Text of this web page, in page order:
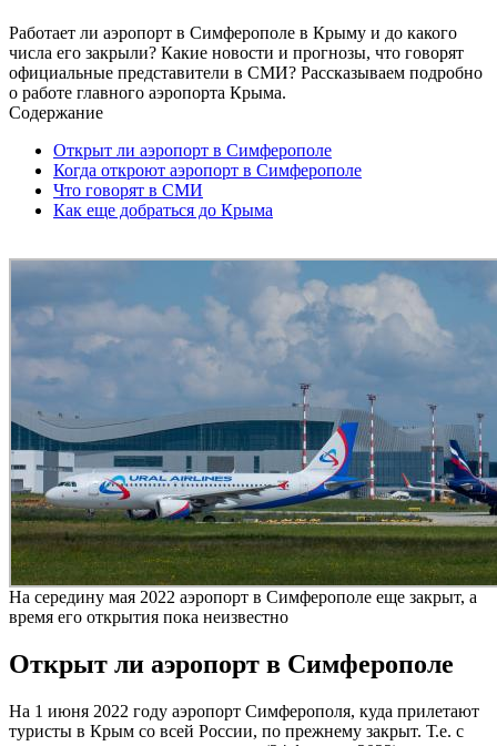
Работает ли аэропорт в Симферополе в Крыму и до какого
числа его закрыли? Какие новости и прогнозы, что говорят
официальные представители в СМИ? Рассказываем подробно
о работе главного аэропорта Крыма.
Содержание
Открыт ли аэропорт в Симферополе
Когда откроют аэропорт в Симферополе
Что говорят в СМИ
Как еще добраться до Крыма
На середину мая 2022 аэропорт в Симферополе еще закрыт, а
время его открытия пока неизвестно
Открыт ли аэропорт в Симферополе
На 1 июня 2022 году аэропорт Симферополя, куда прилетают
туристы в Крым со всей России, по прежнему закрыт. Т.е. с